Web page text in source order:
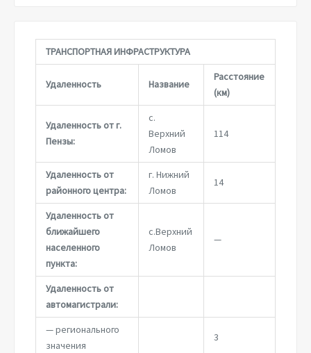
ТРАНСПОРТНАЯ ИНФРАСТРУКТУРА
Удаленность Название
Расстояние
(км)
Удаленность от г.
Пензы:
с.
Верхний
Ломов
114
Удаленность от
районного центра:
г. Нижний
Ломов
14
Удаленность от
ближайшего
населенного
пункта:
с.Верхний
Ломов
—
Удаленность от
автомагистрали:
— регионального
значения
3